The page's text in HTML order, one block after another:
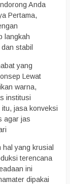
Anda
Pertama,
langkah
stabil
yang
Lewat
warna,
institusi
itu, jasa konveksi
agar jas
yang krusial
terencana
ini
dipakai